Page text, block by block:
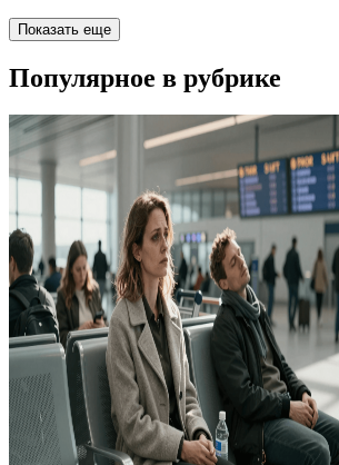
Показать еще
Популярное в рубрике